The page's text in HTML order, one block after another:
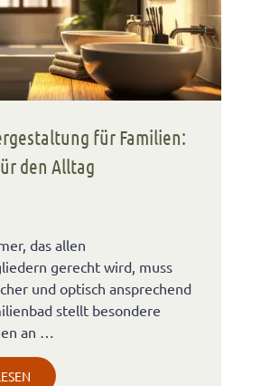
für Familien:
den Alltag
das allen
gerecht wird, muss
und optisch ansprechend
stellt besondere
an …